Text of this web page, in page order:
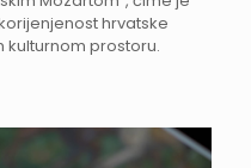
hrvatske
prostoru.